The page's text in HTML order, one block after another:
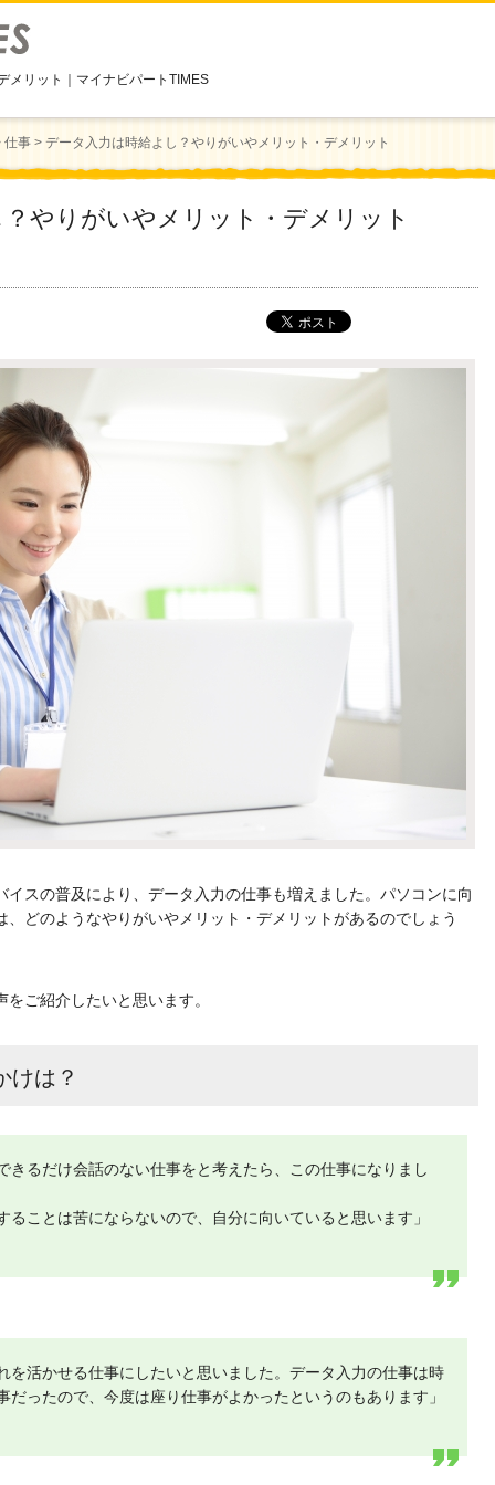
メリット｜マイナビパートTIMES
仕事 > データ入力は時給よし？やりがいやメリット・デメリット
やりがいやメリット・デメリット
スの普及により、データ入力の仕事も増えました。パソコンに向
どのようなやりがいやメリット・デメリットがあるのでしょう
ご紹介したいと思います。
けは？
きるだけ会話のない仕事をと考えたら、この仕事になりまし
ことは苦にならないので、自分に向いていると思います」
を活かせる仕事にしたいと思いました。データ入力の仕事は時
ったので、今度は座り仕事がよかったというのもあります」